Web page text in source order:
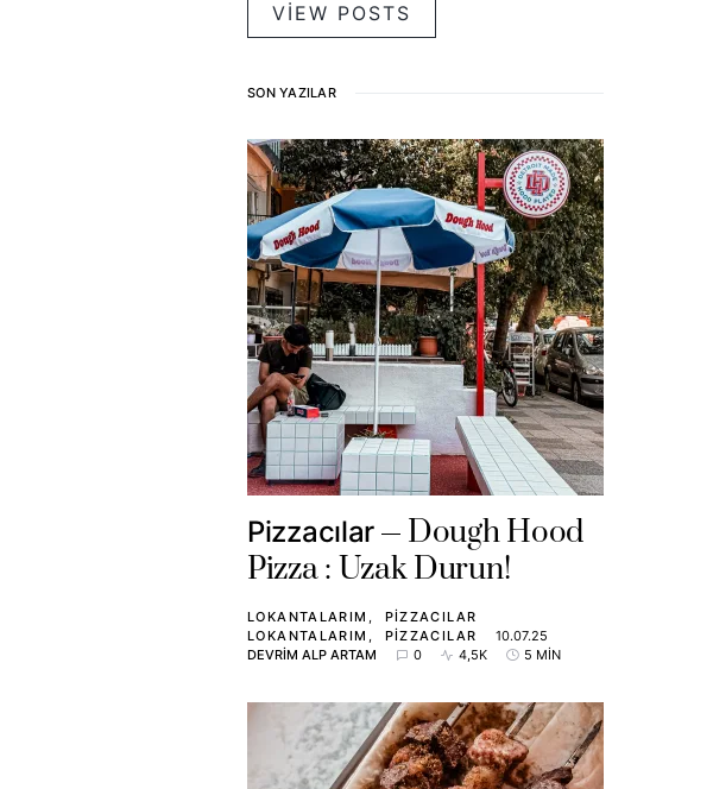
VIEW POSTS
SON YAZILAR
Pizzacılar
Dough Hood
Pizza : Uzak Durun!
LOKANTALARIM
PIZZACILAR
LOKANTALARIM
PIZZACILAR
10.07.25
DEVRIM ALP ARTAM
0 4,5K 5 MIN